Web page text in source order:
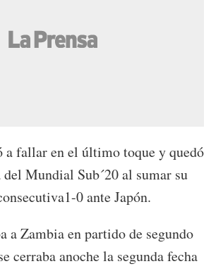
a fallar en el último toque y quedó
Mundial Sub´20 al sumar su
0 ante Japón.
a Zambia en partido de segundo
cerraba anoche la segunda fecha